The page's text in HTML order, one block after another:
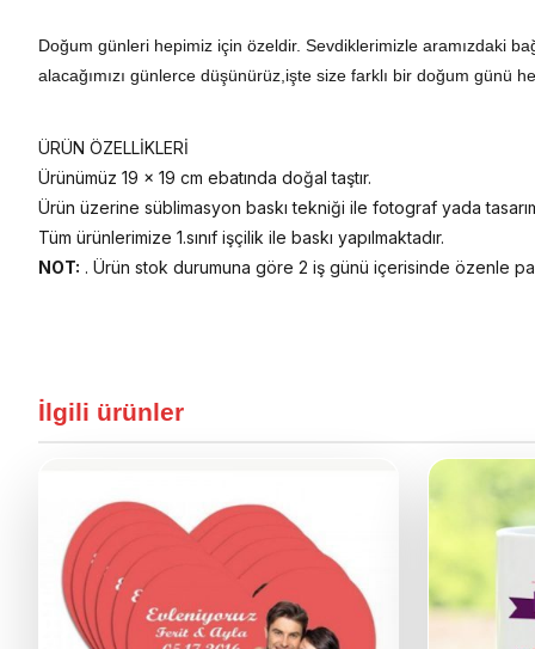
Doğum günleri hepimiz için özeldir. Sevdiklerimizle aramızdaki
alacağımızı günlerce düşünürüz,işte size farklı bir doğum günü
ÜRÜN ÖZELLİKLERİ
Ürünümüz 19 x 19 cm ebatında doğal taştır.
Ürün üzerine süblimasyon baskı tekniği ile fotograf yada
Tüm ürünlerimize 1.sınıf işçilik ile baskı yapılmaktadır.
NOT: . Ürün stok durumuna göre 2 iş günü içerisinde özenle
İlgili ürünler